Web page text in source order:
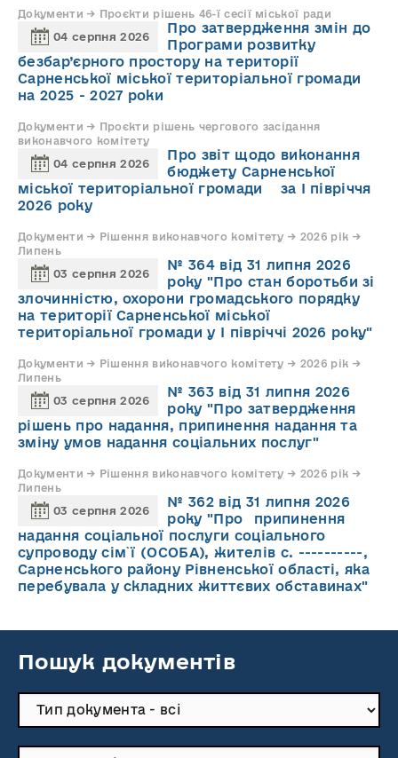
Документи → Проєкти рішень 46-ї сесії міської ради
04 серпня 2026
Про затвердження змін до
Програми розвитку
безбар’єрного простору на території
Сарненської міської територіальної громади
на 2025 - 2027 роки
Документи → Проєкти рішень чергового засідання
виконавчого комітету
04 серпня 2026
Про звіт щодо виконання
бюджету Сарненської
міської територіальної громади за І півріччя
2026 року
Документи → Рішення виконавчого комітету → 2026 рік →
Липень
03 серпня 2026
№ 364 від 31 липня 2026
року "Про стан боротьби зі
злочинністю, охорони громадського порядку
на території Сарненської міської
територіальної громади у І півріччі 2026 року"
Документи → Рішення виконавчого комітету → 2026 рік →
Липень
03 серпня 2026
№ 363 від 31 липня 2026
року "Про затвердження
рішень про надання, припинення надання та
зміну умов надання соціальних послуг"
Документи → Рішення виконавчого комітету → 2026 рік →
Липень
03 серпня 2026
№ 362 від 31 липня 2026
року "Про припинення
надання соціальної послуги соціального
супроводу cім`ї (ОСОБА), жителів с. ----------,
Сарненського району Рівненської області, яка
перебувала у складних життєвих обставинах"
Пошук документів